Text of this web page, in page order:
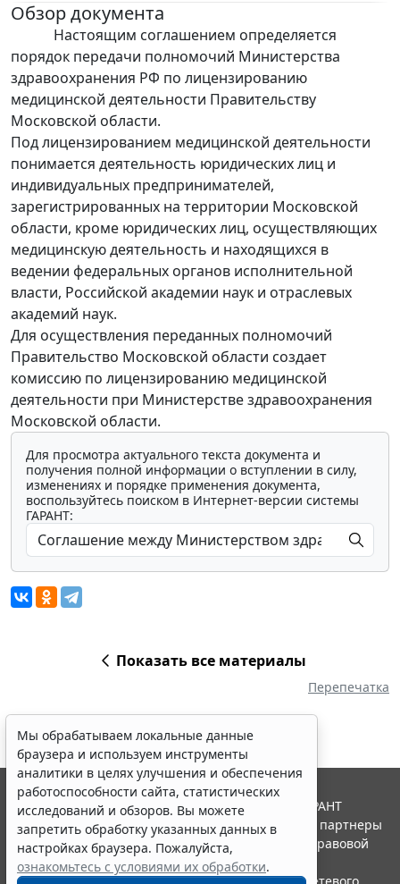
Обзор документа
Настоящим соглашением определяется
порядок передачи полномочий Министерства
здравоохранения РФ по лицензированию
медицинской деятельности Правительству
Московской области.
Под лицензированием медицинской деятельности
понимается деятельность юридических лиц и
индивидуальных предпринимателей,
зарегистрированных на территории Московской
области, кроме юридических лиц, осуществляющих
медицинскую деятельность и находящихся в
ведении федеральных органов исполнительной
власти, Российской академии наук и отраслевых
академий наук.
Для осуществления переданных полномочий
Правительство Московской области создает
комиссию по лицензированию медицинской
деятельности при Министерстве здравоохранения
Московской области.
Для просмотра актуального текста документа и
получения полной информации о вступлении в силу,
изменениях и порядке применения документа,
воспользуйтесь поиском в Интернет-версии системы
ГАРАНТ:
Показать все материалы
Перепечатка
Мы обрабатываем локальные данные
браузера и используем инструменты
аналитики в целях улучшения и обеспечения
работоспособности сайта, статистических
исследований и обзоров. Вы можете
запретить обработку указанных данных в
настройках браузера. Пожалуйста,
ознакомьтесь с условиями их обработки.
© ООО "НПП "ГАРАНТ-СЕРВИС", 2026. Система ГАРАНТ
выпускается с 1990 года. Компания "Гарант" и ее партнеры
являются участниками Российской ассоциации правовой
информации ГАРАНТ.